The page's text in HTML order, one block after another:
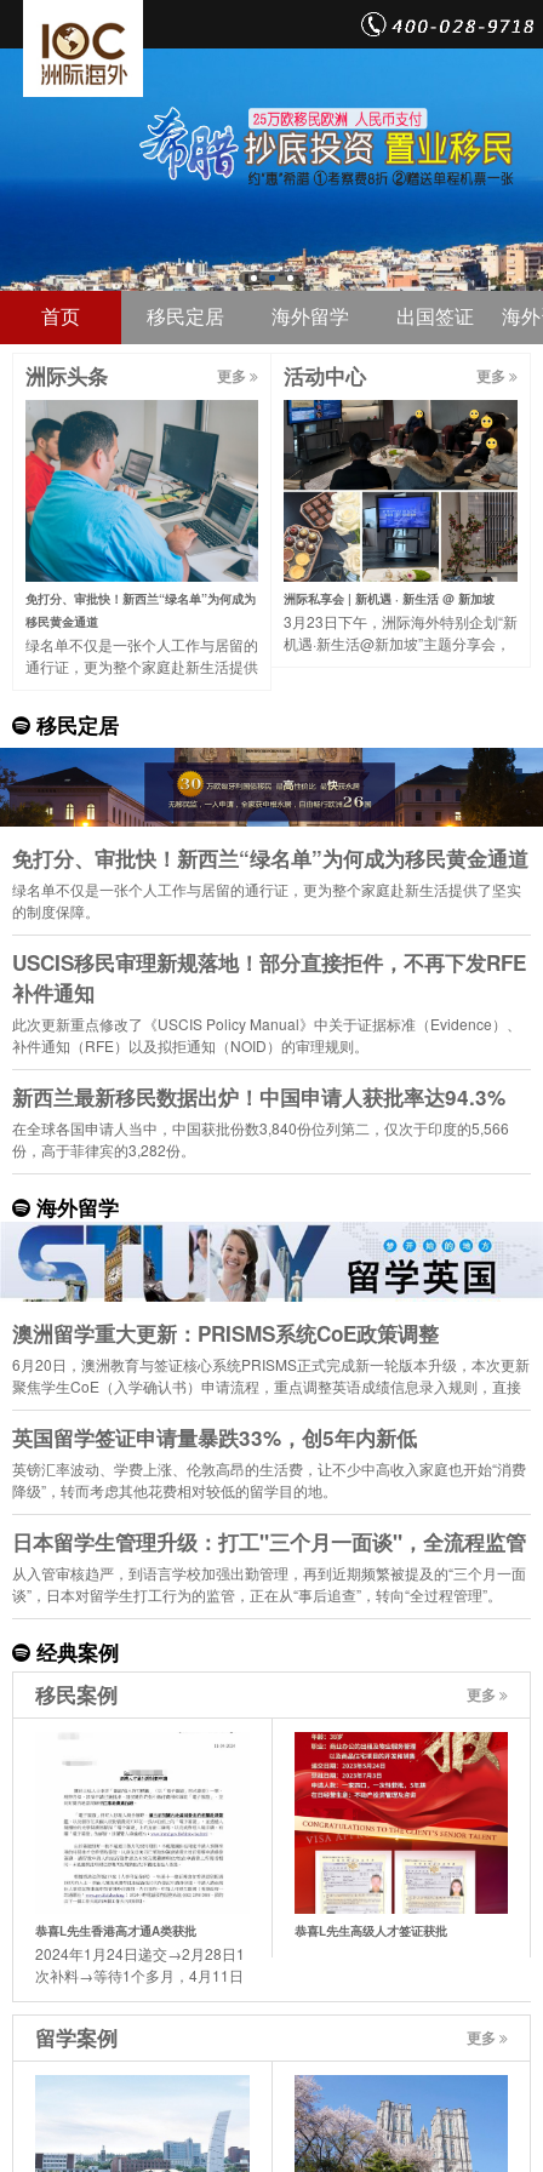
首页 移民定居 海外留学 出国签证 海
洲际头条 更多
免打分、审批快！新西兰“绿名单”为何成为
移民黄金通道
绿名单不仅是一张个人工作与居留的
通行证，更为整个家庭赴新生活提供
活动中心 更多
洲际私享会 | 新机遇 · 新生活 @ 新加坡
3月23日下午，洲际海外特别企划“新
机遇·新生活@新加坡”主题分享会，
移民定居
免打分、审批快！新西兰“绿名单”为何成为移民黄金通道
绿名单不仅是一张个人工作与居留的通行证，更为整个家庭赴新生活提供了坚实
的制度保障。
USCIS移民审理新规落地！部分直接拒件，不再下发RFE
补件通知
此次更新重点修改了《USCIS Policy Manual》中关于证据标准（Evidence）、
补件通知（RFE）以及拟拒通知（NOID）的审理规则。
新西兰最新移民数据出炉！中国申请人获批率达94.3%
在全球各国申请人当中，中国获批份数3,840份位列第二，仅次于印度的5,566
份，高于菲律宾的3,282份。
海外留学
澳洲留学重大更新：PRISMS系统CoE政策调整
6月20日，澳洲教育与签证核心系统PRISMS正式完成新一轮版本升级，本次更新
聚焦学生CoE（入学确认书）申请流程，重点调整英语成绩信息录入规则，直接
影响2026年下半年入学的留学生申请。
英国留学签证申请量暴跌33%，创5年内新低
英镑汇率波动、学费上涨、伦敦高昂的生活费，让不少中高收入家庭也开始“消费
降级”，转而考虑其他花费相对较低的留学目的地。
日本留学生管理升级：打工"三个月一面谈"，全流程监管
从入管审核趋严，到语言学校加强出勤管理，再到近期频繁被提及的“三个月一面
谈”，日本对留学生打工行为的监管，正在从“事后追查”，转向“全过程管理”。
经典案例
移民案例
更多
恭喜L先生香港高才通A类获批
2024年1月24日递交→2月28日1
次补料→等待1个多月，4月11日
迎来了喜讯。
恭喜L先生高级人才签证获批
留学案例 更多